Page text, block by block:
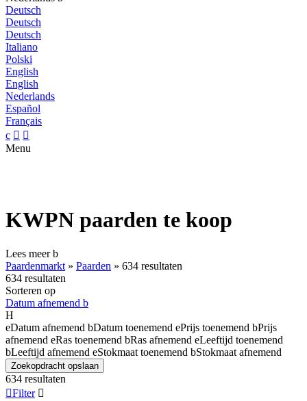
Deutsch
Deutsch
Deutsch
Italiano
Polski
English
English
Nederlands
Español
Français
c  
Menu
KWPN paarden te koop
Lees meerb
Paardenmarkt » Paarden » 634 resultaten
634 resultaten
Sorteren op
Datum afnemend b
H
eDatum afnemend bDatum toenemend ePrijs toenemend bPrijs
afnemend eRas toenemend bRas afnemend eLeeftijd toenemend
bLeeftijd afnemend eStokmaat toenemend bStokmaat afnemend
Zoekopdracht opslaan
634 resultaten
Filter 